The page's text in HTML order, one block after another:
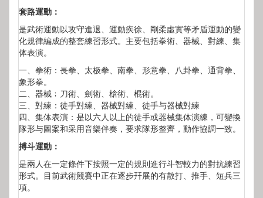
套路運動：
是武術運動以攻守進退、運動疾徐、剛柔虛實等矛盾運動的變
化規律編成的整套練習形式。主要包括拳術、器械、對練、集
体表演。
一、拳術：長拳、太极拳、南拳、形意拳、八卦拳、通背拳、
象形拳。
二、器械﹔刀術、劍術、槍術、棍術。
三、對練：徒手對練、器械對練、徒手与器械對練
四、集体表演：是以六人以上的徒手或器械集体演練，可變換
隊形与圖案和采用音樂伴奏，要求隊形整齊，動作協調一致。
搏斗運動：
是兩人在一定條件下按照一定的規則進行斗智較力的對抗練習
形式。目前武術競賽中正在逐步幵展的有散打、推手、短兵三
項。